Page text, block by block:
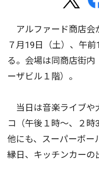
アルファード商店会
７月19日（土）、午
る。会場は同商店街内
ーザビル１階）。
当日は音楽ライブや
コ（午後１時〜、２時
他にも、スーパーボー
縁日、キッチンカーの